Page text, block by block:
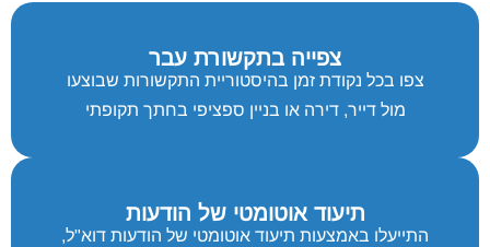
צפייה בתקשורת עבר
צפו בכל נקודת זמן בהיסטוריית התקשורות שבוצעו
מול דייר, דירה או בניין ספציפי בחתך תקופתי
תיעוד אוטומטי של הודעות
התייעלו באמצעות תיעוד אוטומטי של הודעות דוא"ל,